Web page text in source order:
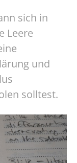
sich in
Leere
und
solltest.